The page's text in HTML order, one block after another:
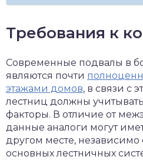
Требования к
Современные подвалы в
являются почти
этажами домов, в связи с
лестниц должны
факторы. В отличие от
данные аналоги могут
другом месте, независимо
основных лестничных